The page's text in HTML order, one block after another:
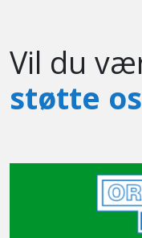
Vil du
støtte